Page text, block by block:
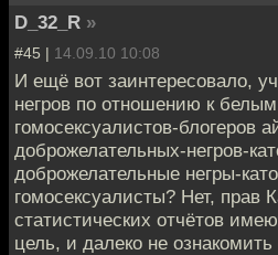
D_32_R »
#45 | 14.09.10 10:08
И ещё вот заинтересовало,
негров по отношению к
гомосексуалистов-блогеров
доброжелательных-негров-
доброжелательные негры-
гомосексуалисты? Нет, прав
статистических отчётов
цель, и далеко не